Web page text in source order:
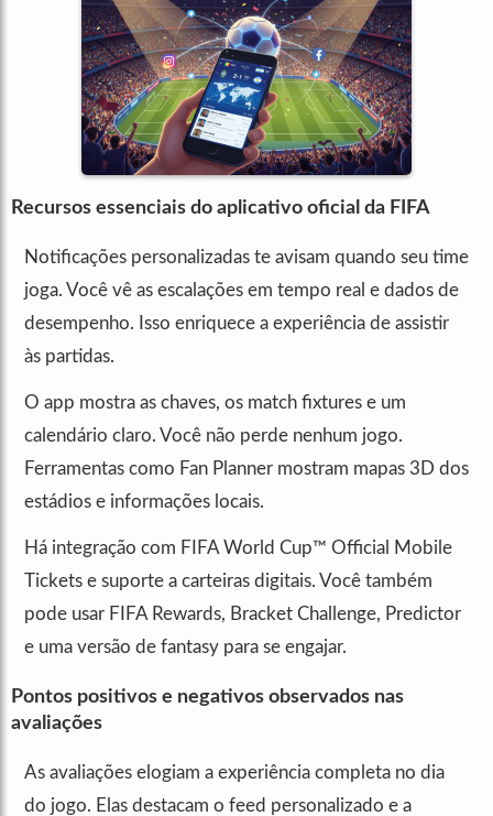
Recursos essenciais do aplicativo oficial da FIFA
Notificações personalizadas te avisam quando seu time
joga. Você vê as escalações em tempo real e dados de
desempenho. Isso enriquece a experiência de assistir
às partidas.
O app mostra as chaves, os match fixtures e um
calendário claro. Você não perde nenhum jogo.
Ferramentas como Fan Planner mostram mapas 3D dos
estádios e informações locais.
Há integração com FIFA World Cup™ Official Mobile
Tickets e suporte a carteiras digitais. Você também
pode usar FIFA Rewards, Bracket Challenge, Predictor
e uma versão de fantasy para se engajar.
Pontos positivos e negativos observados nas
avaliações
As avaliações elogiam a experiência completa no dia
do jogo. Elas destacam o feed personalizado e a